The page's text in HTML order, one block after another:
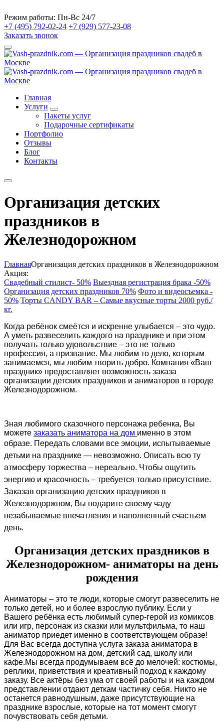
Режим работы: Пн-Вс 24/7
+7 (495) 792-02-24 +7 (929) 577-23-08
Заказать звонок
Главная
Услуги
Пакеты услуг
Подарочные сертификаты
Портфолио
Отзывы
Блог
Контакты
Организация детских
праздников в
Железнодорожном
ГлавнаяОрганизация детских праздников в Железнодорожном
Акция:
Свадебный стилист- 50% Выездная регистрация брака -50%
Организация детских праздников 70% Фото и видеосъемка -
50% Торты CANDY BAR – Самые вкусные торты 2000 руб./
кг.
Когда ребёнок смеётся и искренне улыбается – это чудо.
А уметь развеселить каждого на празднике и при этом
получать только удовольствие – это не только
профессия, а призвание. Мы любим то дело, которым
занимаемся, мы любим творить добро. Компания «Ваш
праздник» предоставляет возможность заказа
организации детских праздников и аниматоров в городе
Железнодорожном.
Зная любимого сказочного персонажа ребенка, Вы
можете заказать аниматора на дом именно в этом
образе. Передать словами все эмоции, испытываемые
детьми на празднике — невозможно. Описать всю ту
атмосферу торжества – нереально. Чтобы ощутить
энергию и красочность – требуется только присутствие.
Заказав организацию детских праздников в
Железнодоржном, Вы подарите своему чаду
незабываемые впечатления и наполненный счастьем
день.
Организация детских праздников в
Железнодорожном- аниматоры на день
рождения
Аниматоры – это те люди, которые смогут развеселить не
только детей, но и более взрослую публику. Если у
Вашего ребёнка есть любимый супер-герой из комиксов
или игр, персонаж из сказки или мультфильма, то наш
аниматор приедет именно в соответствующем образе!
Для Вас всегда доступна услуга заказа аниматора в
Железнодорожном на дом, детский сад, школу или
кафе.Мы всегда продумываем всё до мелочей: костюмы,
реплики, приветствия и креативный подход к каждому
заказу. Все актёры без ума от своей работы и на каждом
представлении отдают деткам частичку себя. Никто не
останется равнодушным, даже присутствующие на
празднике взрослые, которые на тот момент смогут
почувствовать себя детьми.